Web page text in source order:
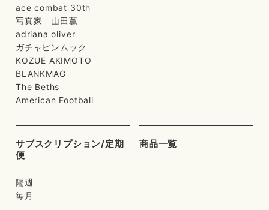
ace combat 30th
写真家 山田薫
adriana oliver
ガチャピンムック
KOZUE AKIMOTO
BLANKMAG
The Beths
American Football
サブスクリプション/定期
便
隔週
毎月
商品一覧